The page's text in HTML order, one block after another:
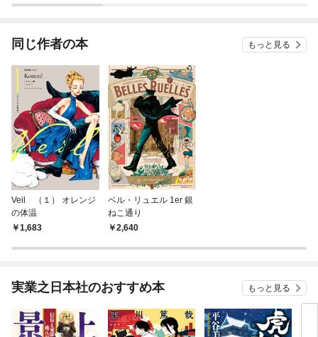
同じ作者の本 もっと見る
Veil （１） オレンジ
の体温
1,683
ベル・リュエル 1er 銀
ねこ通り
2,640
実業之日本社のおすすめ本 もっと見る